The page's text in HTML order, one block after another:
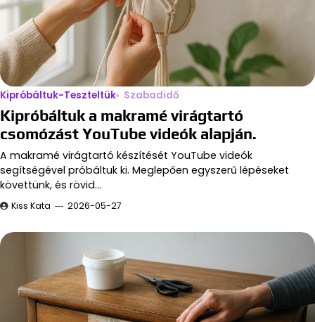
Kipróbáltuk-Teszteltük Szabadidő
Kipróbáltuk a makramé virágtartó
csomózást YouTube videók alapján.
A makramé virágtartó készítését YouTube videók
segítségével próbáltuk ki. Meglepően egyszerű lépéseket
követtünk, és rövid…
Kiss Kata 2026-05-27